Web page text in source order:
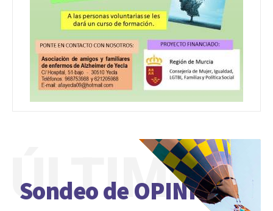
Sondeo de OPINIÓN
ÚLTIMO